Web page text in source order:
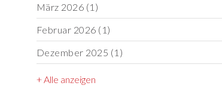
März 2026 (1)
Februar 2026 (1)
Dezember 2025 (1)
+ Alle anzeigen